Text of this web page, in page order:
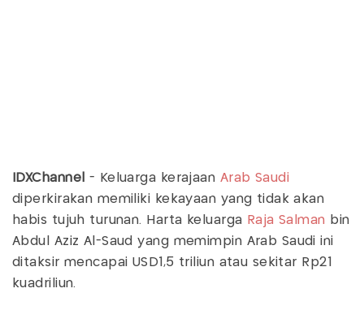
IDXChannel - Keluarga kerajaan Arab Saudi
diperkirakan memiliki kekayaan yang tidak akan
habis tujuh turunan. Harta keluarga Raja Salman
bin
Abdul Aziz Al-Saud yang memimpin Arab Saudi ini
ditaksir mencapai USD1,5 triliun atau sekitar Rp21
kuadriliun.